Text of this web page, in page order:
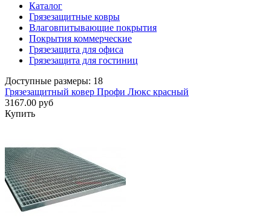
Каталог
Грязезащитные ковры
Влаговпитывающие покрытия
Покрытия коммерческие
Грязезащита для офиса
Грязезащита для гостиниц
Доступные размеры: 18
Грязезащитный ковер Профи Люкс красный
3167.00 руб
Купить